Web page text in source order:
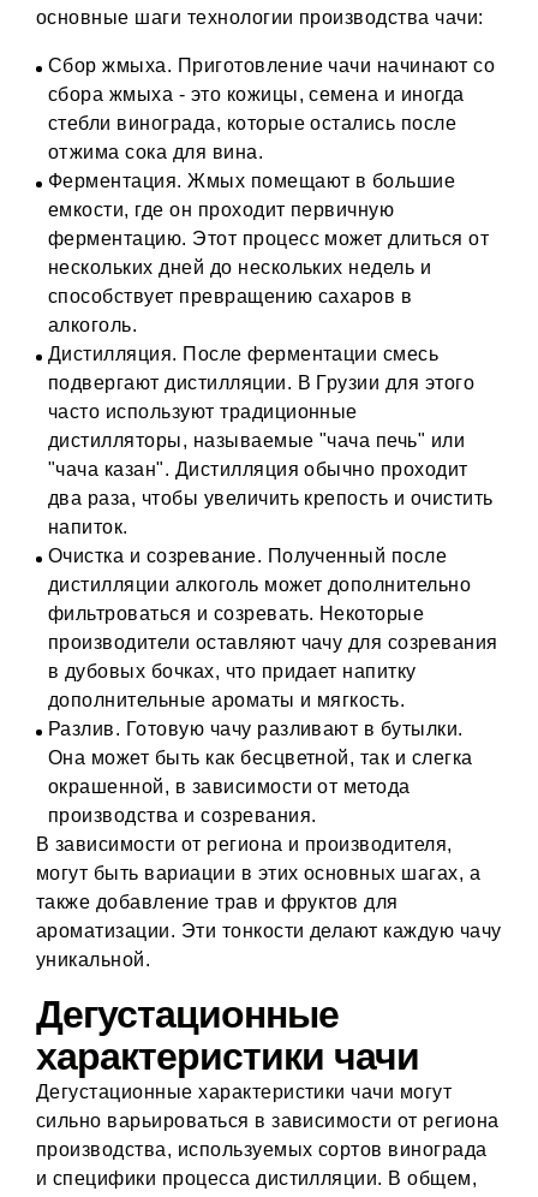
основные шаги технологии производства чачи:
Сбор жмыха. Приготовление чачи начинают со
сбора жмыха - это кожицы, семена и иногда
стебли винограда, которые остались после
отжима сока для вина.
Ферментация. Жмых помещают в большие
емкости, где он проходит первичную
ферментацию. Этот процесс может длиться от
нескольких дней до нескольких недель и
способствует превращению сахаров в
алкоголь.
Дистилляция. После ферментации смесь
подвергают дистилляции. В Грузии для этого
часто используют традиционные
дистилляторы, называемые "чача печь" или
"чача казан". Дистилляция обычно проходит
два раза, чтобы увеличить крепость и очистить
напиток.
Очистка и созревание. Полученный после
дистилляции алкоголь может дополнительно
фильтроваться и созревать. Некоторые
производители оставляют чачу для созревания
в дубовых бочках, что придает напитку
дополнительные ароматы и мягкость.
Разлив. Готовую чачу разливают в бутылки.
Она может быть как бесцветной, так и слегка
окрашенной, в зависимости от метода
производства и созревания.
В зависимости от региона и производителя,
могут быть вариации в этих основных шагах, а
также добавление трав и фруктов для
ароматизации. Эти тонкости делают каждую чачу
уникальной.
Дегустационные
характеристики чачи
Дегустационные характеристики чачи могут
сильно варьироваться в зависимости от региона
производства, используемых сортов винограда
и специфики процесса дистилляции. В общем,